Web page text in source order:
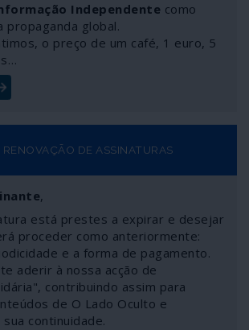
Independente como
propaganda global.
o preço de um café, 1 euro, 5
RENOVAÇÃO DE ASSINATURAS
,
está prestes a expirar e desejar
proceder como anteriormente:
e a forma de pagamento.
aderir à nossa acção de
contribuindo assim para
de O Lado Oculto e
continuidade.